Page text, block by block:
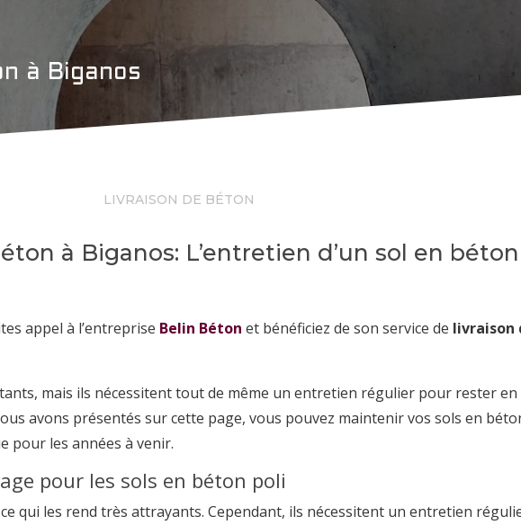
à Biganos
LIVRAISON DE BÉTON
à Biganos: L’entretien d’un sol en béton
appel à l’entreprise Belin Béton et bénéficiez de son service de livraison
mais ils nécessitent tout de même un entretien régulier pour rester
avons présentés sur cette page, vous pouvez maintenir vos sols en
pour les années à venir.
pour les sols en béton poli
qui les rend très attrayants. Cependant, ils nécessitent un entretien